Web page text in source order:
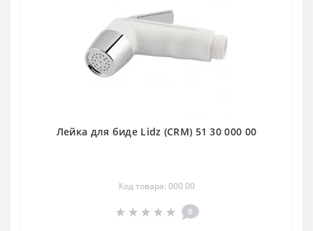
Лейка для биде Lidz (CRM) 51 30 000 00
Код товара: 000 00
0